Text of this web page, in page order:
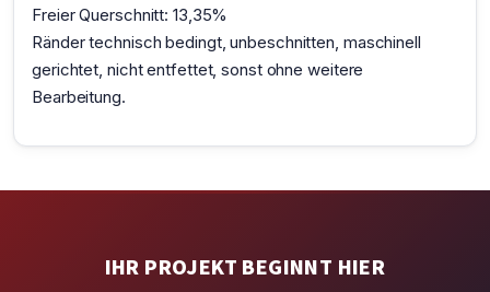
Freier Querschnitt: 13,35%
Ränder technisch bedingt, unbeschnitten, maschinell
gerichtet, nicht entfettet, sonst ohne weitere
Bearbeitung.
IHR PROJEKT BEGINNT HIER